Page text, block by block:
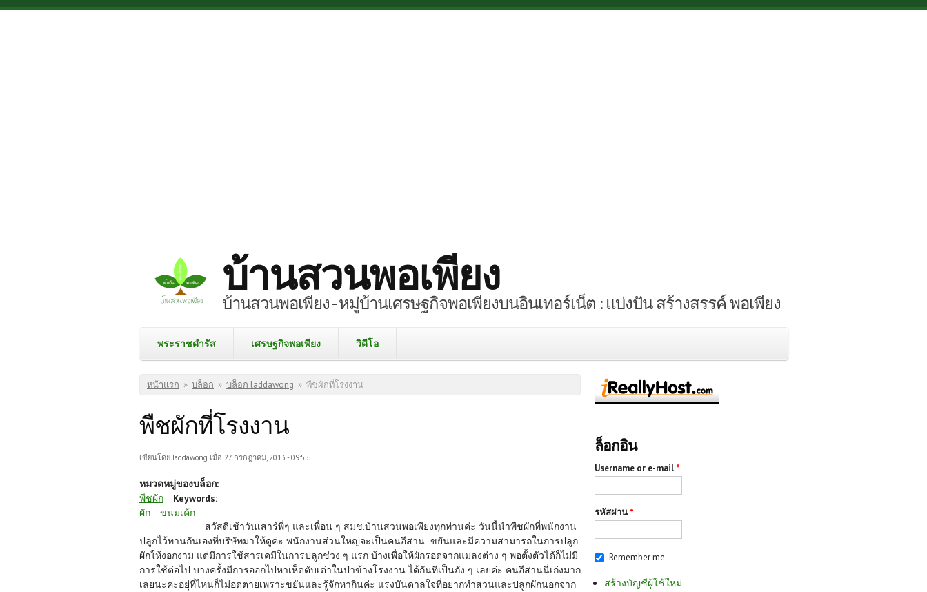
Skip to main content
บ้านสวนพอเพียง
บ้านสวนพอเพียง - หมู่บ้านเศรษฐกิจพอเพียงบนอินเทอร์เน็ต : แบ่งปัน สร้างสรรค์ พอเพียง
พระราชดำรัส เศรษฐกิจพอเพียง วิดีโอ
คุณอยู่ที่นี่
หน้าแรก » บล็อก » บล็อก laddawong » พืชผักที่โรงงาน
พืชผักที่โรงงาน
เขียนโดย laddawong เมื่อ 27 กรกฎาคม, 2013 - 09:55
หมวดหมู่ของบล็อก:
พืชผัก
Keywords:
ผัก
ขนมเค้ก
สวัสดีเช้าวันเสาร์พี่ๆ และเพื่อน ๆ สมช.บ้านสวนพอเพียงทุกท่านค่ะ วันนี้นำพืชผักที่พนักงาน
ปลูกไว้ทานกันเองที่บริษัทมาให้ดูค่ะ พนักงานส่วนใหญ่จะเป็นคนอีสาน ขยันและมีความสามารถในการปลูก
ผักให้งอกงาม แต่มีการใช้สารเคมีในการปลูกช่วง ๆ แรก บ้างเพื่อให้ผักรอดจากแมลงต่าง ๆ พอตั้งตัวได้ก็ไม่มี
การใช้ต่อไป บางครั้งมีการออกไปหาเห็ดตับเต่าในป่าข้างโรงงาน ได้กันทีเป็นถัง ๆ เลยค่ะ คนอีสานนี่เก่งมาก
เลยนะคะอยุ่ที่ไหนก็ไม่อดตายเพราะขยันและรู้จักหากินค่ะ แรงบันดาลใจที่อยากทำสวนและปลูกผักนอกจาก
ล็อกอิน
Username or e-mail *
รหัสผ่าน *
Remember me
สร้างบัญชีผู้ใช้ใหม่